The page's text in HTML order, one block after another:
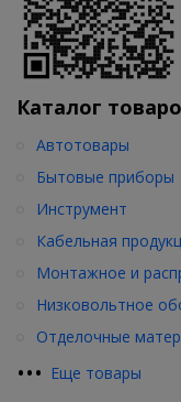
Каталог
••• Еще товары
Автотовары
Бытовые приборы
Инструмент
Кабельная
Монтажное и
Низковольтное
Отделочные